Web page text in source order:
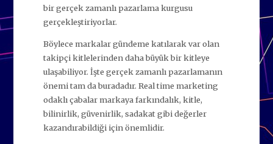
bir gerçek zamanlı pazarlama kurgusu
gerçekleştiriyorlar.
Böylece markalar gündeme katılarak var olan
takipçi kitlelerinden daha büyük bir kitleye
ulaşabiliyor. İşte gerçek zamanlı pazarlamanın
önemi tam da buradadır. Real time marketing
odaklı çabalar markaya farkındalık, kitle,
bilinirlik, güvenirlik, sadakat gibi değerler
kazandırabildiği için önemlidir.